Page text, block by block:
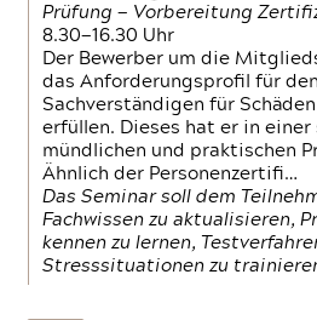
Prüfung — Vorbereitung
8.30—16.30 Uhr
Der Bewerber um die
das Anforderungsprofil für
Sachverständigen für
erfüllen. Dieses hat er in
mündlichen und praktischen
Ähnlich der Personenzertifi…
Das Seminar soll dem
Fachwissen zu aktualisieren,
kennen zu lernen,
Stresssituationen zu